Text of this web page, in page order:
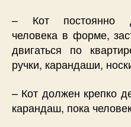
– Кот постоянно
человека в форме,
двигаться по
ручки, карандаши,
– Кот должен крепко
карандаш, пока